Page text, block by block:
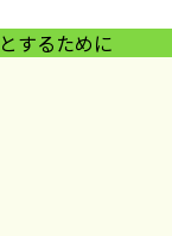
するために